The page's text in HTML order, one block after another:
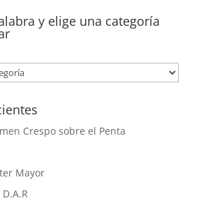
y elige una categoría
Crespo sobre el Penta
Mayor